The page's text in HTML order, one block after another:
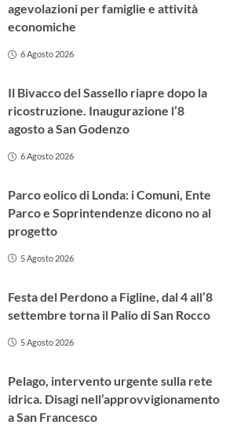
agevolazioni per famiglie e attività
economiche
6 Agosto 2026
Il Bivacco del Sassello riapre dopo la
ricostruzione. Inaugurazione l’8
agosto a San Godenzo
6 Agosto 2026
Parco eolico di Londa: i Comuni, Ente
Parco e Soprintendenze dicono no al
progetto
5 Agosto 2026
Festa del Perdono a Figline, dal 4 all’8
settembre torna il Palio di San Rocco
5 Agosto 2026
Pelago, intervento urgente sulla rete
idrica. Disagi nell’approvvigionamento
a San Francesco